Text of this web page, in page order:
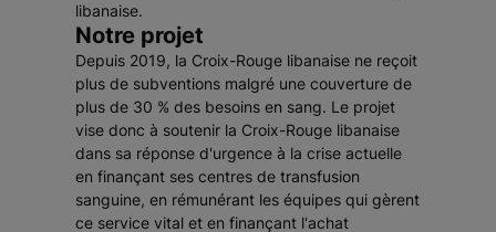
libanaise.
Notre projet
Depuis 2019, la Croix-Rouge libanaise ne reçoit
plus de subventions malgré une couverture de
plus de 30 % des besoins en sang. Le projet
vise donc à soutenir la Croix-Rouge libanaise
dans sa réponse d'urgence à la crise actuelle
en finançant ses centres de transfusion
sanguine, en rémunérant les équipes qui gèrent
ce service vital et en finançant l'achat